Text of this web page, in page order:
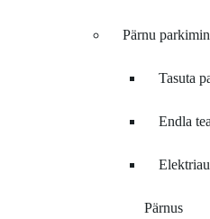
Pärnu
Tasuta
Endla
Pärnus